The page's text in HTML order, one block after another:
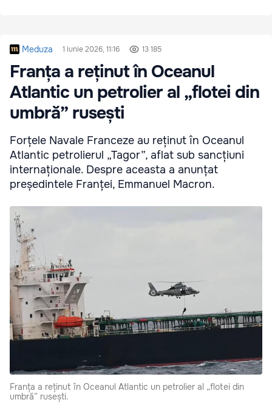
Meduza 1 iunie 2026, 11:16 13 185
Franța a reținut în Oceanul
Atlantic un petrolier al „flotei din
umbră” rusești
Forțele Navale Franceze au reținut în Oceanul
Atlantic petrolierul „Tagor”, aflat sub sancțiuni
internaționale. Despre aceasta a anunțat
președintele Franței, Emmanuel Macron.
Franța a reținut în Oceanul Atlantic un petrolier al „flotei din
umbră” rusești.